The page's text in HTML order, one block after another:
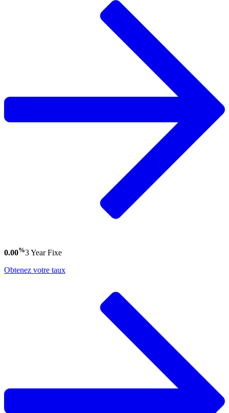
0.00%3 YearFixe
Obtenez votre taux